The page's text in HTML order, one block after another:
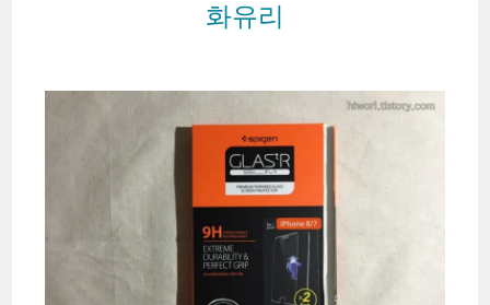
화유리